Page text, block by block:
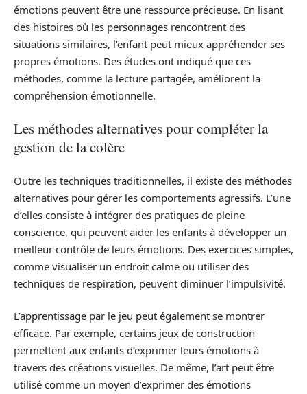
émotions peuvent être une ressource précieuse. En lisant
des histoires où les personnages rencontrent des
situations similaires, l’enfant peut mieux appréhender ses
propres émotions. Des études ont indiqué que ces
méthodes, comme la lecture partagée, améliorent la
compréhension émotionnelle.
Les méthodes alternatives pour compléter la
gestion de la colère
Outre les techniques traditionnelles, il existe des méthodes
alternatives pour gérer les comportements agressifs. L’une
d’elles consiste à intégrer des pratiques de pleine
conscience, qui peuvent aider les enfants à développer un
meilleur contrôle de leurs émotions. Des exercices simples,
comme visualiser un endroit calme ou utiliser des
techniques de respiration, peuvent diminuer l’impulsivité.
L’apprentissage par le jeu peut également se montrer
efficace. Par exemple, certains jeux de construction
permettent aux enfants d’exprimer leurs émotions à
travers des créations visuelles. De même, l’art peut être
utilisé comme un moyen d’exprimer des émotions